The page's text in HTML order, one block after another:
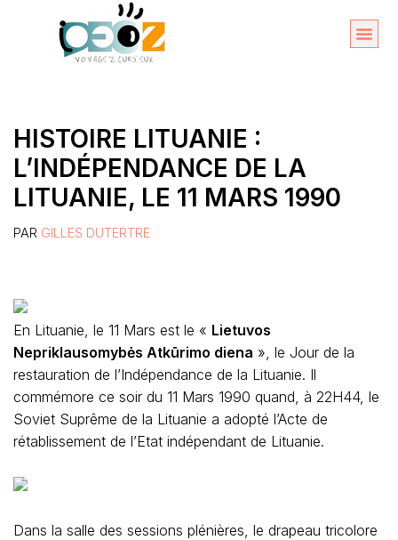
HISTOIRE LITUANIE :
L’INDÉPENDANCE DE LA
LITUANIE, LE 11 MARS 1990
PAR GILLES DUTERTRE
En Lituanie, le 11 Mars est le « Lietuvos
Nepriklausomybės Atkūrimo diena », le Jour de la
restauration de l’Indépendance de la Lituanie. Il
commémore ce soir du 11 Mars 1990 quand, à 22H44, le
Soviet Suprême de la Lituanie a adopté l’Acte de
rétablissement de l’Etat indépendant de Lituanie.
Dans la salle des sessions plénières, le drapeau tricolore